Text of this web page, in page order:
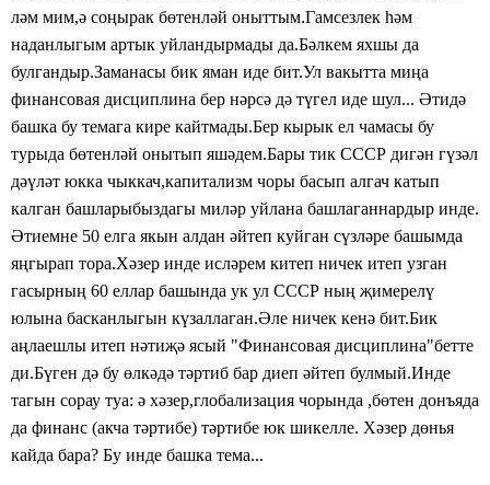
ләм мим,ә соңырак бөтенләй оныттым.Гамсезлек һәм
наданлыгым артык уйландырмады да.Бәлкем яхшы да
булгандыр.Заманасы бик яман иде бит.Ул вакытта миңа
финансовая дисциплина бер нәрсә дә түгел иде шул... Әтидә
башка бу темага кире кайтмады.Бер кырык ел чамасы бу
турыда бөтенләй онытып яшәдем.Бары тик СССР дигән гүзәл
дәүләт юкка чыккач,капитализм чоры басып алгач катып
калган башларыбыздагы миләр уйлана башлаганнардыр инде.
Әтиемне 50 елга якын алдан әйтеп куйган сүзләре башымда
яңгырап тора.Хәзер инде исләрем китеп ничек итеп узган
гасырның 60 еллар башында ук ул СССР ның җимерелү
юлына басканлыгын күзаллаган.Әле ничек кенә бит.Бик
аңлаешлы итеп нәтиҗә ясый "Финансовая дисциплина"бетте
ди.Бүген дә бу өлкәдә тәртиб бар диеп әйтеп булмый.Инде
тагын сорау туа: ә хәзер,глобализация чорында ,бөтен донъяда
да финанс (акча тәртибе) тәртибе юк шикелле. Хәзер дөнья
кайда бара? Бу инде башка тема...